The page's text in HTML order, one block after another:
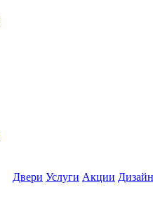
Двери Услуги Акции